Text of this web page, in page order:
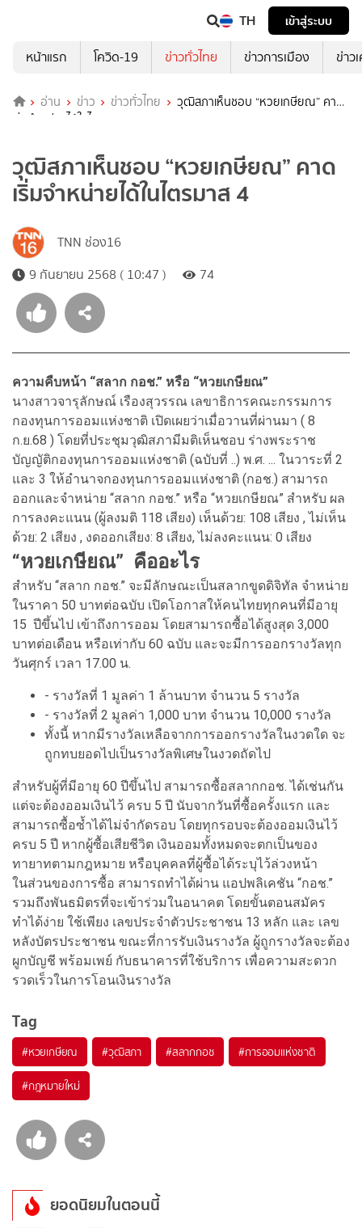
TH
เข้าสู่ระบบ
หน้าแรก
โควิด-19 ข่าวทั่วไทย ข่าวการเมือง ข่าว
อ่าน ข่าว ข่าวทั่วไทย
วุฒิสภาเห็นชอบ “หวยเกษียณ” คาด
เริ่มจำหน่ายได้ในไตรมาส 4
วุฒิสภาเห็นชอบ “หวยเกษียณ” คาด
เริ่มจำหน่ายได้ในไตรมาส 4
TNN ช่อง16
9 กันยายน 2568 ( 10:47 )
74
ความคืบหน้า “สลาก กอช.” หรือ “หวยเกษียณ”
นางสาวจารุลักษณ์ เรืองสุวรรณ เลขาธิการคณะกรรมการ
กองทุนการออมแห่งชาติ เปิดเผยว่าเมื่อวานที่ผ่านมา ( 8
ก.ย.68 ) โดยที่ประชุมวุฒิสภามีมติเห็นชอบ ร่างพระราช
บัญญัติกองทุนการออมแห่งชาติ (ฉบับที่ ..) พ.ศ. ... ในวาระที่ 2
และ 3 ให้อำนาจกองทุนการออมแห่งชาติ (กอช.) สามารถ
ออกและจำหน่าย “สลาก กอช.” หรือ “หวยเกษียณ” สำหรับ ผล
การลงคะแนน (ผู้ลงมติ 118 เสียง) เห็นด้วย: 108 เสียง , ไม่เห็น
ด้วย: 2 เสียง , งดออกเสียง: 8 เสียง, ไม่ลงคะแนน: 0 เสียง
“หวยเกษียณ” คืออะไร
สำหรับ “สลาก กอช.” จะมีลักษณะเป็นสลากขูดดิจิทัล จำหน่าย
ในราคา 50 บาทต่อฉบับ เปิดโอกาสให้คนไทยทุกคนที่มีอายุ
15 ปีขึ้นไป เข้าถึงการออม โดยสามารถซื้อได้สูงสุด 3,000
บาทต่อเดือน หรือเท่ากับ 60 ฉบับ และจะมีการออกรางวัลทุก
วันศุกร์ เวลา 17.00 น.
- รางวัลที่ 1 มูลค่า 1 ล้านบาท จำนวน 5 รางวัล
- รางวัลที่ 2 มูลค่า 1,000 บาท จำนวน 10,000 รางวัล
ทั้งนี้ หากมีรางวัลเหลือจากการออกรางวัลในงวดใด จะ
ถูกทบยอดไปเป็นรางวัลพิเศษในงวดถัดไป
สำหรับผู้ที่มีอายุ 60 ปีขึ้นไป สามารถซื้อสลากกอช. ได้เช่นกัน
แต่จะต้องออมเงินไว้ ครบ 5 ปี นับจากวันที่ซื้อครั้งแรก และ
สามารถซื้อซ้ำได้ไม่จำกัดรอบ โดยทุกรอบจะต้องออมเงินไว้
ครบ 5 ปี หากผู้ซื้อเสียชีวิต เงินออมทั้งหมดจะตกเป็นของ
ทายาทตามกฎหมาย หรือบุคคลที่ผู้ซื้อได้ระบุไว้ล่วงหน้า
ในส่วนของการซื้อ สามารถทำได้ผ่าน แอปพลิเคชัน “กอช.”
รวมถึงพันธมิตรที่จะเข้าร่วมในอนาคต โดยขั้นตอนสมัคร
ทำได้ง่าย ใช้เพียง เลขประจำตัวประชาชน 13 หลัก และ เลข
หลังบัตรประชาชน ขณะที่การรับเงินรางวัล ผู้ถูกรางวัลจะต้อง
ผูกบัญชี พร้อมเพย์ กับธนาคารที่ใช้บริการ เพื่อความสะดวก
รวดเร็วในการโอนเงินรางวัล
Tag
#หวยเกษียณ #วุฒิสภา #สลากกอช #การออมแห่งชาติ
#กฎหมายใหม่
ยอดนิยมในตอนนี้